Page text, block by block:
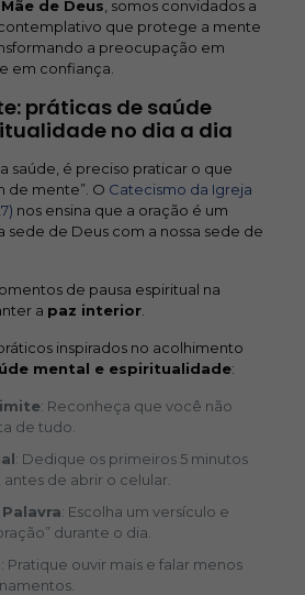
de Deus , somos convidados a
que protege a mente
a preocupação em
em confiança.
práticas de saúde
no dia a dia
saúde, é preciso praticar o que
de mente”. O Catecismo da Igreja
nos ensina que a oração é um
sede de Deus com a nossa sede de
de pausa espiritual na
a paz interior.
inspirados no acolhimento
mental e espiritualidade:
: Reconheça que você não
de tudo.
: Dedique os primeiros 5 minutos
de abrir o celular.
: Escolha um versículo e
durante o dia.
: Pratique ouvir mais e falar menos